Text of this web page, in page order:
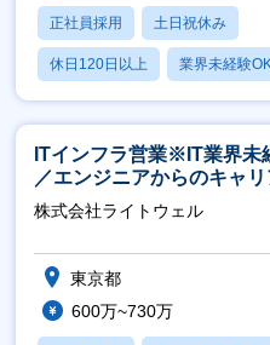
正社員採用 土日祝休み
休日120日以上 業界未経験
月残業20時間以内
ITインフラ営業※IT業界未
／エンジニアからのキャ
ジ可※【週3～4日リモート
株式会社ライトウェル
東京都
600万~730万